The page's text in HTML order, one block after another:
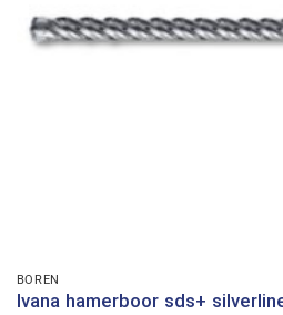
BOREN
Ivana hamerboor sds+